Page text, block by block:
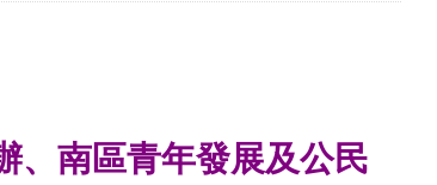
、南區青年發展及公民